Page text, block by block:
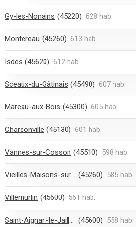
Gy-les-Nonains (45220) 628 hab.
Montereau (45260) 613 hab.
Isdes (45620) 612 hab.
Sceaux-du-Gâtinais (45490) 607 hab.
Mareau-aux-Bois (45300) 605 hab.
Charsonville (45130) 601 hab.
Vannes-sur-Cosson (45510) 598 hab.
Vieilles-Maisons-sur-Joudry (45260) 585 hab.
Villemurlin (45600) 561 hab.
Saint-Aignan-le-Jaillard (45600) 558 hab.